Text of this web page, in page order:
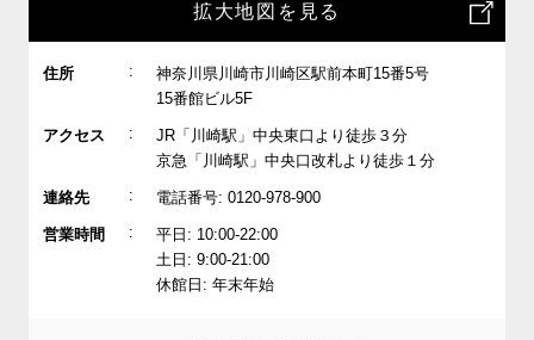
拡大地図を見る
住所 :
神奈川県川崎市川崎区駅前本町15番5号
15番館ビル5F
アクセス :
JR「川崎駅」中央東口より徒歩３分
京急「川崎駅」中央口改札より徒歩１分
連絡先 : 電話番号: 0120-978-900
営業時間 :
平日: 10:00-22:00
土日: 9:00-21:00
休館日: 年末年始